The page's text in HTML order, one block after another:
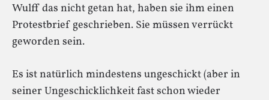
Wulff das nicht getan hat, haben sie ihm einen
Protestbrief geschrieben. Sie müssen verrückt
geworden sein.
Es ist natürlich mindestens ungeschickt (aber in
seiner Ungeschicklichkeit fast schon wieder